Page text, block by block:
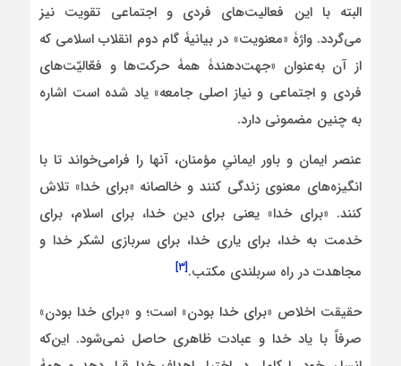
البته با این فعالیت‌های فردی و اجتماعی تقویت نیز
می‌گردد. واژۀ «معنویت» در بیانیۀ گام دوم انقلاب اسلامی که
از آن به‌عنوان «جهت‌دهندۀ همۀ حرکت‌ها و فعّالیّت‌های
فردی و اجتماعی و نیاز اصلی جامعه» یاد شده است اشاره
به چنین مضمونی دارد.
عنصر ایمان و باور ایمانیِ مؤمنان، آنها را فرامی‌خواند تا با
انگیزه‌های معنوی زندگی کنند و خالصانه «برای خدا» تلاش
کنند. «برای خدا» یعنی برای دین خدا، برای اسلام، برای
خدمت به خدا، برای یاری خدا، برای سربازی لشکر خدا و
مجاهدت در راه سربلندی مکتب.[۳]
حقیقت اخلاص «برای خدا بودن» است؛ و «برای خدا بودن»
صرفاً با یاد خدا و عبادت ظاهری حاصل نمی‌شود. این‌که